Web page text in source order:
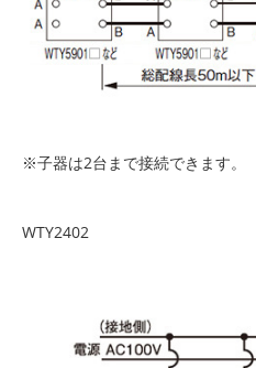
子器は2台まで接続できます。
WTY2402